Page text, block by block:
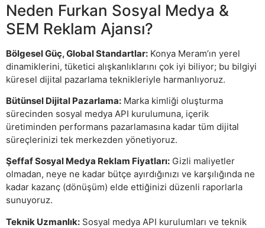
Neden Furkan Sosyal Medya &
SEM Reklam Ajansı?
Bölgesel Güç, Global Standartlar: Konya Meram’ın yerel
dinamiklerini, tüketici alışkanlıklarını çok iyi biliyor; bu bilgiyi
küresel dijital pazarlama teknikleriyle harmanlıyoruz.
Bütünsel Dijital Pazarlama: Marka kimliği oluşturma
sürecinden sosyal medya API kurulumuna, içerik
üretiminden performans pazarlamasına kadar tüm dijital
süreçlerinizi tek merkezden yönetiyoruz.
Şeffaf Sosyal Medya Reklam Fiyatları: Gizli maliyetler
olmadan, neye ne kadar bütçe ayırdığınızı ve karşılığında ne
kadar kazanç (dönüşüm) elde ettiğinizi düzenli raporlarla
sunuyoruz.
Teknik Uzmanlık: Sosyal medya API kurulumları ve teknik